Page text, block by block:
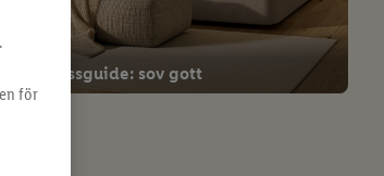
Madrassguide: sov gott
för